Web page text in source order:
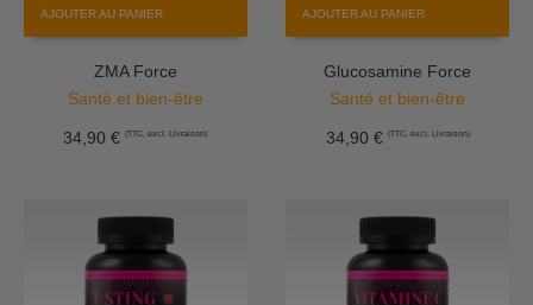
AJOUTER AU PANIER
ZMA Force
Santé et bien-être
34,90€ (TTC, excl. Livraison)
AJOUTER AU PANIER
Glucosamine Force
Santé et bien-être
34,90 € (TTC, excl. Livraison)